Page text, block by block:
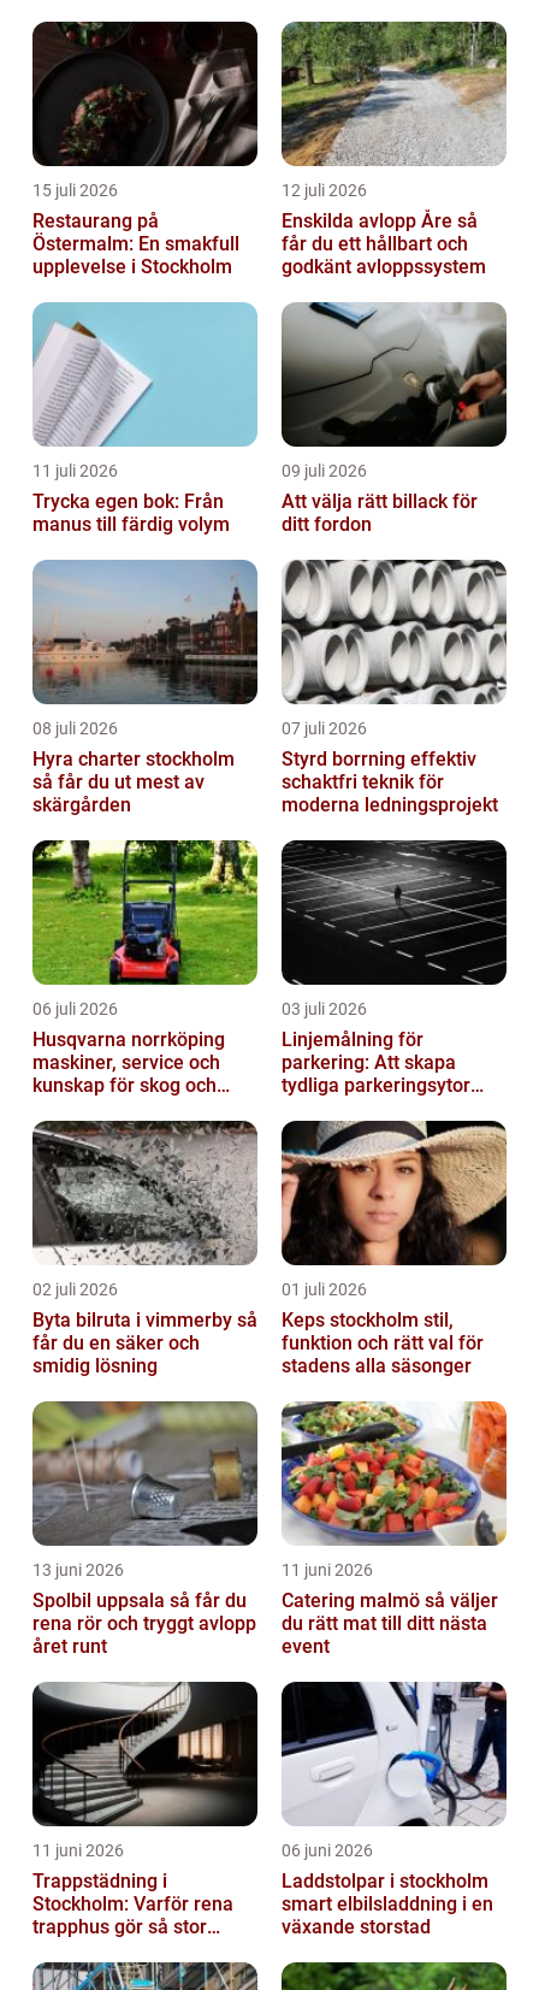
15 juli 2026
Restaurang på
Östermalm: En smakfull
upplevelse i Stockholm
12 juli 2026
Enskilda avlopp Åre så
får du ett hållbart och
godkänt avloppssystem
11 juli 2026
Trycka egen bok: Från
manus till färdig volym
09 juli 2026
Att välja rätt billack för
ditt fordon
08 juli 2026
Hyra charter stockholm
så får du ut mest av
skärgården
07 juli 2026
Styrd borrning effektiv
schaktfri teknik för
moderna ledningsprojekt
06 juli 2026
Husqvarna norrköping
maskiner, service och
kunskap för skog och
03 juli 2026
Linjemålning för
parkering: Att skapa
tydliga parkeringsytor
parkeringslinjer
02 juli 2026
Byta bilruta i vimmerby så
får du en säker och
smidig lösning
01 juli 2026
Keps stockholm stil,
funktion och rätt val för
stadens alla säsonger
13 juni 2026
Spolbil uppsala så får du
rena rör och tryggt avlopp
året runt
11 juni 2026
Catering malmö så väljer
du rätt mat till ditt nästa
event
11 juni 2026
Trappstädning i
Stockholm: Varför rena
trapphus gör så stor
06 juni 2026
Laddstolpar i stockholm
smart elbilsladdning i en
växande storstad